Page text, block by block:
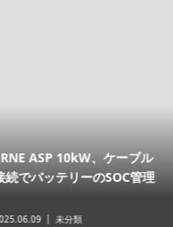
ASP 10kW、ケーブル
続でバッテリーのSOC管理
未分類